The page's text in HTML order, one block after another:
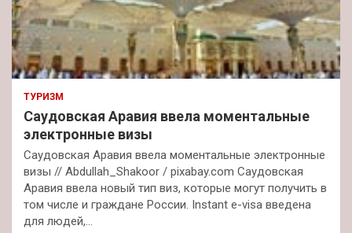
ТУРИЗМ
Саудовская Аравия ввела моментальные
электронные визы
Саудовская Аравия ввела моментальные электронные
визы // Abdullah_Shakoor / pixabay.com Саудовская
Аравия ввела новый тип виз, которые могут получить в
том числе и граждане России. Instant e-visa введена
для людей,…